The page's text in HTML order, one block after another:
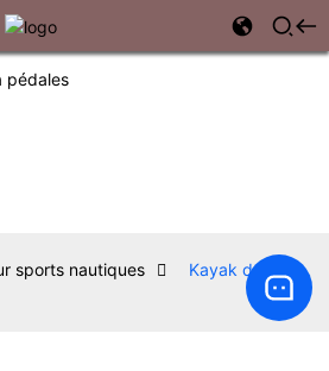
sports nautiques
Kayak de mer